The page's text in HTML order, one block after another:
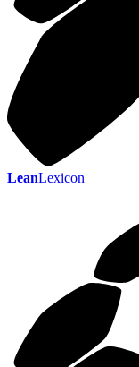
LeanLexicon